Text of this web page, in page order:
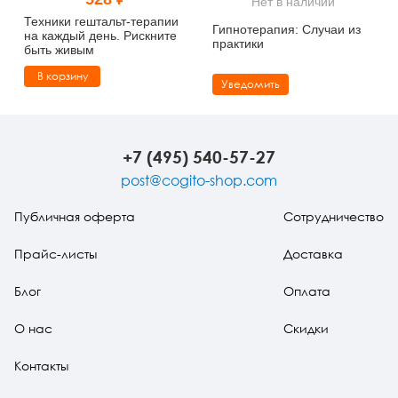
Тревожные расстройства, панические атаки
Психодрама
Сказкотерапия
Другие направления психотерапии
Психология труда и эргономика
Психофизиология
Социальная и организационная психология
Учебная литература
Классический и юнгианский психоанализ
Техники гештальт-терапии
на каждый день. Рискните
быть живым
В корзину
Гипнотерапия: Случаи из
практики
Уведомить
+7 (495) 540-57-27
post@cogito-shop.com
Публичная оферта
Прайс-листы
Блог
О нас
Контакты
Сотрудничество
Доставка
Оплата
Скидки